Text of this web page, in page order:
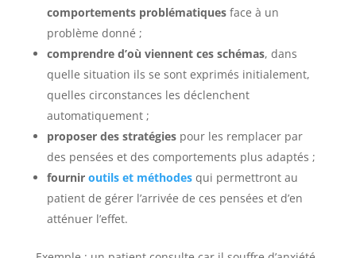
comportements problématiquesface à un
problème donné ;
comprendre d’où viennent ces schémas, dans
quelle situation ils se sont exprimés initialement,
quelles circonstances les déclenchent
automatiquement ;
proposer des stratégiespour les remplacer par
des pensées et des comportements plus adaptés ;
fournir outils et méthodesqui permettront au
patient de gérer l’arrivée de ces pensées et d’en
atténuer l’effet.